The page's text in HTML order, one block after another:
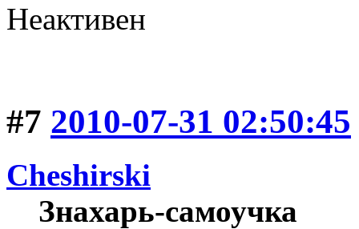
Неактивен
#7 2010-07-31 02:50:45
Cheshirski
Знахарь-самоучка